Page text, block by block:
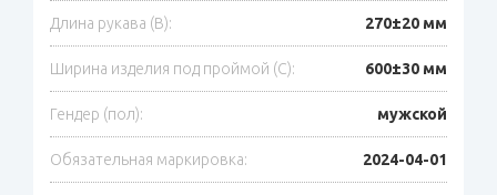
Длина рукава (B): 270±20 мм
Ширина изделия под проймой (С): 600±30 мм
Гендер (пол): мужской
Обязательная маркировка: 2024-04-01